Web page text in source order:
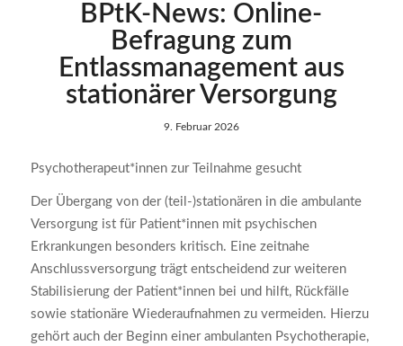
BPtK-News: Online-
Befragung zum
Entlassmanagement aus
stationärer Versorgung
9. Februar 2026
Psychotherapeut*innen zur Teilnahme gesucht
Der Übergang von der (teil-)stationären in die ambulante
Versorgung ist für Patient*innen mit psychischen
Erkrankungen besonders kritisch. Eine zeitnahe
Anschlussversorgung trägt entscheidend zur weiteren
Stabilisierung der Patient*innen bei und hilft, Rückfälle
sowie stationäre Wiederaufnahmen zu vermeiden. Hierzu
gehört auch der Beginn einer ambulanten Psychotherapie,